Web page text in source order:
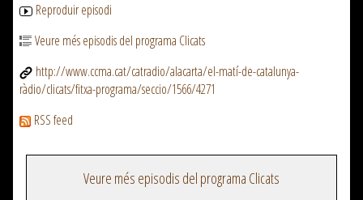
Reproduir episodi
Veure més episodis del programa Clicats
http://www.ccma.cat/catradio/alacarta/el-matí-de-catalunya-
ràdio/clicats/fitxa-programa/seccio/1566/4271
RSS feed
Veure més episodis del programa Clicats